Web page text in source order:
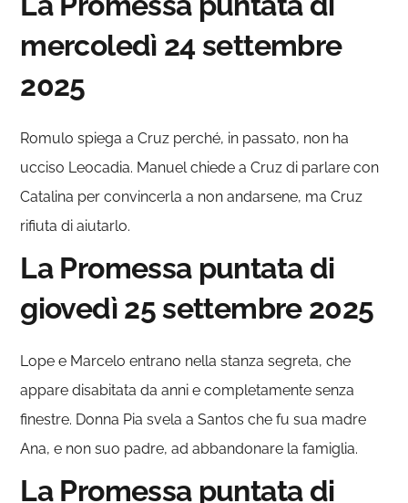
mercoledì 24 settembre
2025
Romulo spiega a Cruz perché, in passato, non ha
ucciso Leocadia. Manuel chiede a Cruz di parlare con
Catalina per convincerla a non andarsene, ma Cruz
rifiuta di aiutarlo.
La Promessa puntata di
giovedì 25 settembre 2025
Lope e Marcelo entrano nella stanza segreta, che
appare disabitata da anni e completamente senza
finestre. Donna Pia svela a Santos che fu sua madre
Ana, e non suo padre, ad abbandonare la famiglia.
La Promessa puntata di